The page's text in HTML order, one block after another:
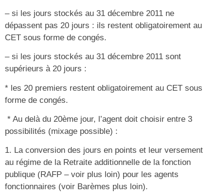
– si les jours stockés au 31 décembre 2011 ne
dépassent pas 20 jours : ils restent obligatoirement au
CET sous forme de congés.
– si les jours stockés au 31 décembre 2011 sont
supérieurs à 20 jours :
* les 20 premiers restent obligatoirement au CET sous
forme de congés.
* Au delà du 20ème jour, l’agent doit choisir entre 3
possibilités (mixage possible) :
1. La conversion des jours en points et leur versement
au régime de la Retraite additionnelle de la fonction
publique (RAFP – voir plus loin) pour les agents
fonctionnaires (voir Barèmes plus loin).